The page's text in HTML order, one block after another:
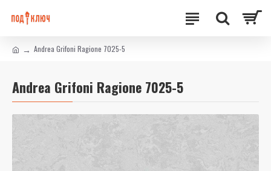
Andrea Grifoni Ragione 7025-5
Andrea Grifoni Ragione 7025-5